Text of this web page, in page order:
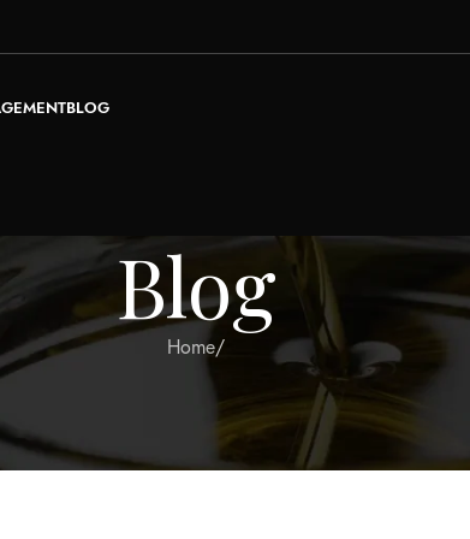
BLOG
Blog
Home/
Rox
4, 2024